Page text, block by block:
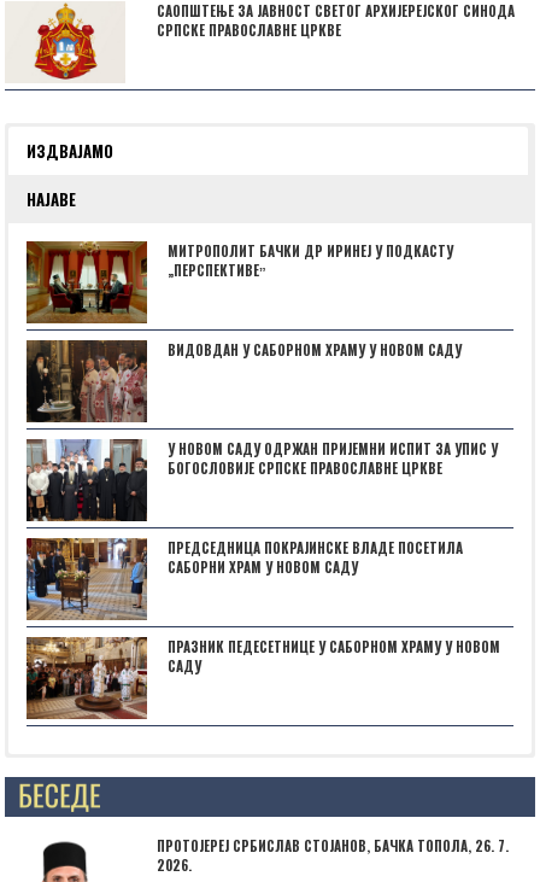
САОПШТЕЊЕ ЗА ЈАВНОСТ СВЕТОГ АРХИЈЕРЕЈСКОГ СИНОДА
СРПСКЕ ПРАВОСЛАВНЕ ЦРКВЕ
ИЗДВАЈАМО
НАЈАВЕ
МИТРОПОЛИТ БАЧКИ ДР ИРИНЕЈ У ПОДКАСТУ
„ПЕРСПЕКТИВЕˮ
ВИДОВДАН У САБОРНОМ ХРАМУ У НОВОМ САДУ
У НОВОМ САДУ ОДРЖАН ПРИЈЕМНИ ИСПИТ ЗА УПИС У
БОГОСЛОВИЈЕ СРПСКЕ ПРАВОСЛАВНЕ ЦРКВЕ
ПРЕДСЕДНИЦА ПОКРАЈИНСКЕ ВЛАДЕ ПОСЕТИЛА
САБОРНИ ХРАМ У НОВОМ САДУ
ПРАЗНИК ПЕДЕСЕТНИЦЕ У САБОРНОМ ХРАМУ У НОВОМ
САДУ
Posts not found
ПРОТОЈЕРЕЈ СРБИСЛАВ СТОЈАНОВ, БАЧКА ТОПОЛА, 26. 7.
2026.